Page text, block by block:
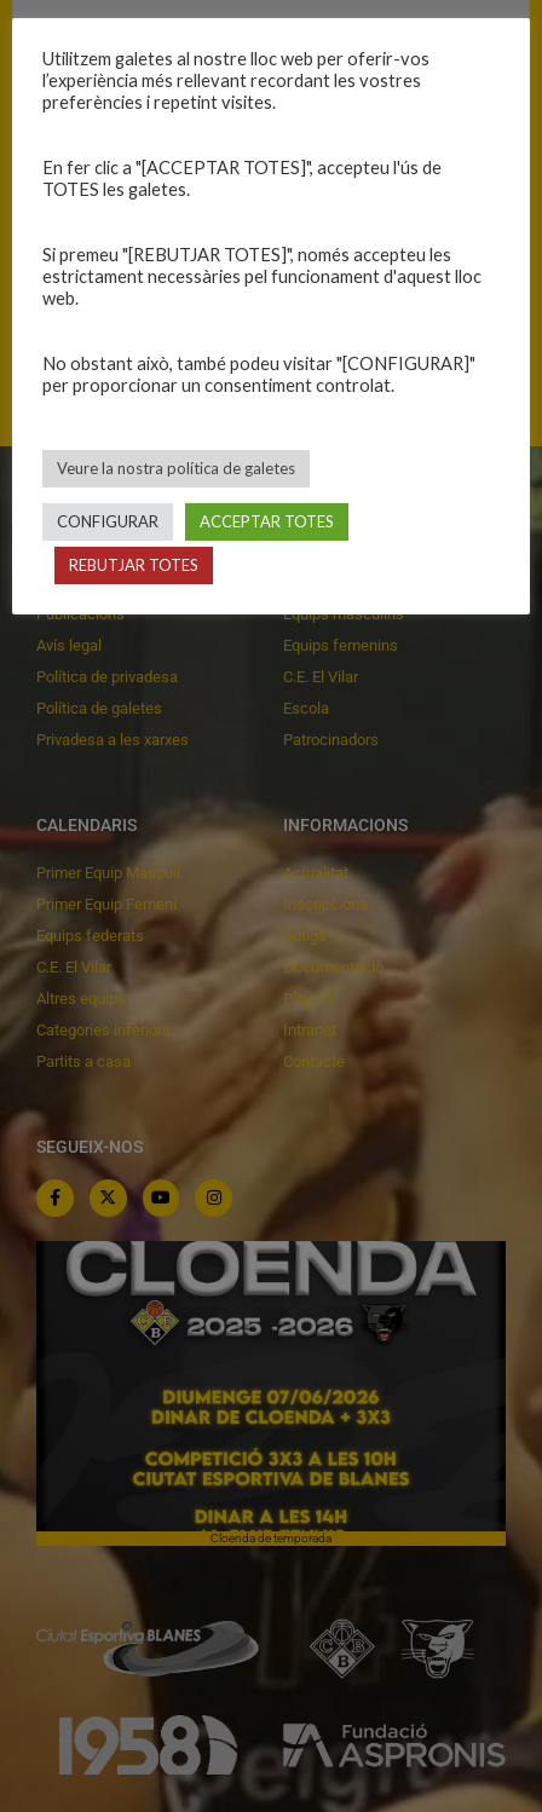
Via Verda Olot-Girona, 17176 Sant Esteve d'en Bas, Catalunya
CLUB
Història
Organització
Publicacions
Avís legal
Política de privadesa
Política de galetes
Privadesa a les xarxes
EQUIPS
Equips masculins
Equips femenins
C.E. El Vilar
Escola
Patrocinadors
CALENDARIS
Primer Equip Masculí
Primer Equip Femení
Equips federats
C.E. El Vilar
Altres equips
Categories inferiors
Partits a casa
INFORMACIONS
Actualitat
Inscripcions
Botiga
Documentació
Playoff
Intranet
Contacte
SEGUEIX-NOS
Cloenda de temporada
Utilitzem galetes al nostre lloc web per oferir-vos
l’experiència més rellevant recordant les vostres
preferències i repetint visites.
En fer clic a "[ACCEPTAR TOTES]", accepteu l'ús de
TOTES les galetes.
Si premeu "[REBUTJAR TOTES]", només accepteu les
estrictament necessàries pel funcionament d'aquest lloc
web.
No obstant això, també podeu visitar "[CONFIGURAR]"
per proporcionar un consentiment controlat.
Veure la nostra política de galetes
CONFIGURAR ACCEPTAR TOTES
REBUTJAR TOTES